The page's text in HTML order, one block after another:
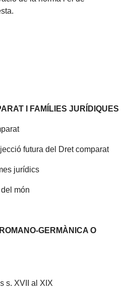
I FAMÍLIES JURÍDIQUES
futura del Dret comparat
jurídics
món
GERMÀNICA O
s. XVII al XIX